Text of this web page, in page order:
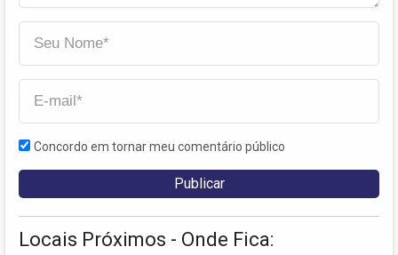
Concordo em tornar meu comentário público
Locais Próximos - Onde Fica: